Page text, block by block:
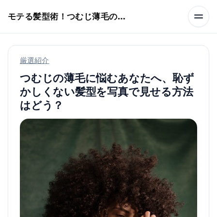
モテる髪型術！つむじ薄毛の隠し方
厳選紹介
つむじの薄毛に悩むあなたへ、恥ず
かしくない髪型を写真で見せる方法
はどう？